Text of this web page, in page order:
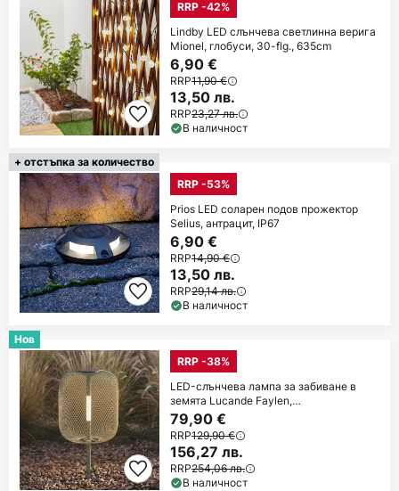
RRP -42%
Lindby LED слънчева светлинна верига
Mionel, глобуси, 30-flg., 635cm
6,90 €
RRP11,90 €
13,50 лв.
RRP23,27 лв.
В наличност
+ отстъпка за количество
RRP -53%
Prios LED соларен подов прожектор
Selius, антрацит, IP67
6,90 €
RRP14,90 €
13,50 лв.
RRP29,14 лв.
В наличност
Нов
RRP -38%
LED-слънчева лампа за забиване в
земята Lucande Faylen,
салатенозелена, IP65
79,90 €
RRP129,90 €
156,27 лв.
RRP254,06 лв.
В наличност